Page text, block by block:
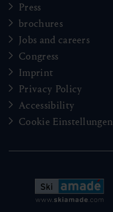
Press
brochures
Jobs and careers
Congress
Imprint
Privacy Policy
Accessibility
Cookie Einstellungen